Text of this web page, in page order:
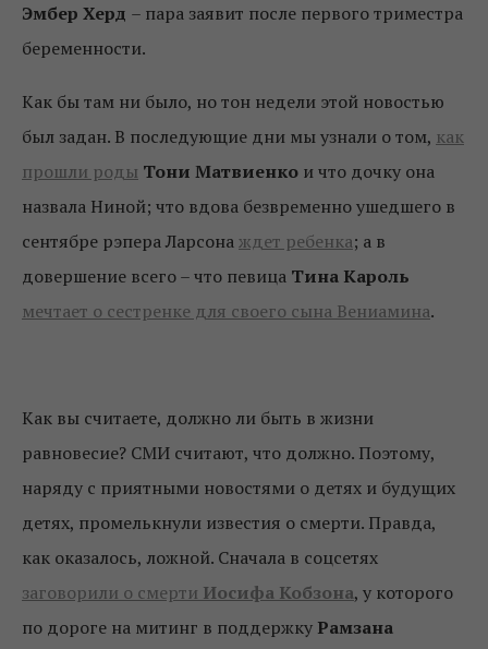
Эмбер Херд – пара заявит после первого триместра
беременности.
Как бы там ни было, но тон недели этой новостью
был задан. В последующие дни мы узнали о том, как
прошли роды Тони Матвиенко и что дочку она
назвала Ниной; что вдова безвременно ушедшего в
сентябре рэпера Ларсонаждет ребенка; а в
довершение всего – что певица Тина Кароль
мечтает о сестренке для своего сына Вениамина.
Как вы считаете, должно ли быть в жизни
равновесие? СМИ считают, что должно. Поэтому,
наряду с приятными новостями о детях и будущих
детях, промелькнули известия о смерти. Правда,
как оказалось, ложной. Сначала в соцсетях
заговорили о смерти Иосифа Кобзона, у которого
по дороге на митинг в поддержку Рамзана